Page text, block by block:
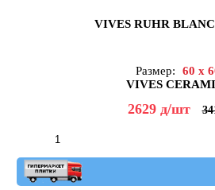
VIVES RUHR
Размер:
60 x
VIVES
2629 д/шт